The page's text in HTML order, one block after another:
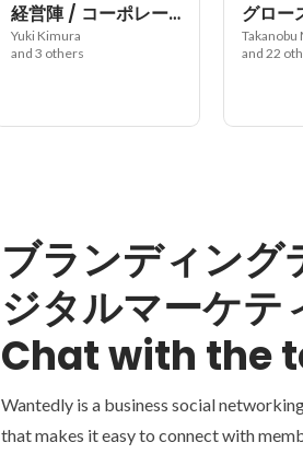
経営陣 / コーポレート部門
Yuki Kimura
and 3 others
Takanobu
and 22
ブランディング
ジタルマーケテ
Chat with the
Wantedly is a business social
that makes it easy to connect with